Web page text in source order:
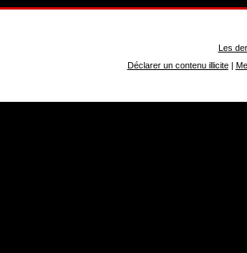
Les
Déclarer un contenu illicite|